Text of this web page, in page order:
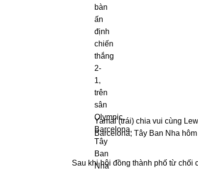
Yamal (trái) chia vui cùng
Barcelona, Tây Ban Nha
Sau khi hội đồng thành phố từ chối